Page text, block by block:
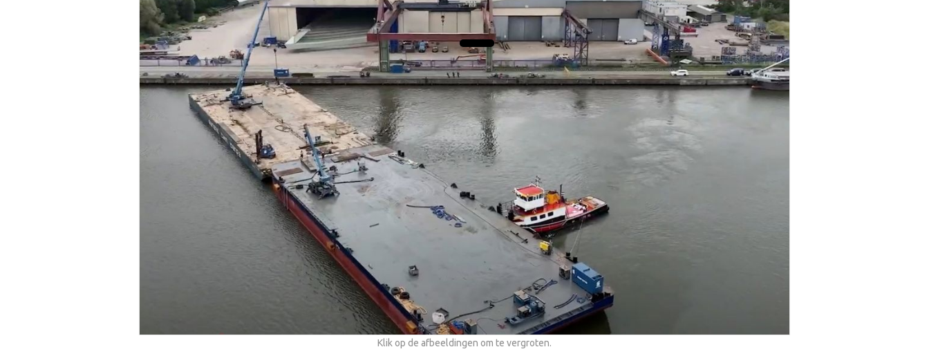
Klik op de afbeeldingen om te vergroten.